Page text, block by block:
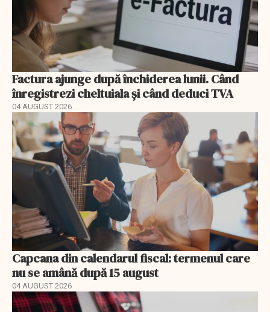
Factura ajunge după închiderea lunii. Când
înregistrezi cheltuiala și când deduci TVA
04 AUGUST 2026
Capcana din calendarul fiscal: termenul care
nu se amână după 15 august
04 AUGUST 2026